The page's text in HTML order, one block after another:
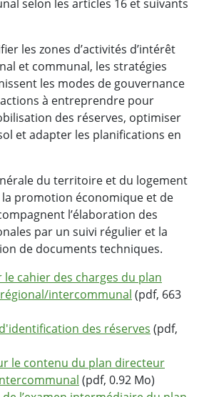
selon les articles 16 et suivants
les zones d’activités d’intérêt
et communal, les stratégies
les modes de gouvernance
à entreprendre pour
des réserves, optimiser
et adapter les planifications en
du territoire et du logement
la promotion économique et de
l’élaboration des
par un suivi régulier et la
de documents techniques.
le cahier des charges du plan
intercommunal (pdf, 663
des réserves (pdf,
le contenu du plan directeur
(pdf, 0.92 Mo)